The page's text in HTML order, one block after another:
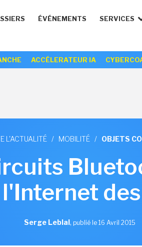
ÉVÉNEMENTS SERVICES
ACCÉLERATEUR IA
L'ACTUALITÉ / MOBILITÉ / OBJETS
Serge Leblal, publié le 16 Avril 2015